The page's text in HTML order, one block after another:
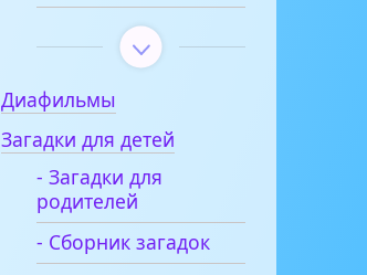
Диафильмы
Загадки для детей
- Загадки для
родителей
- Сборник загадок